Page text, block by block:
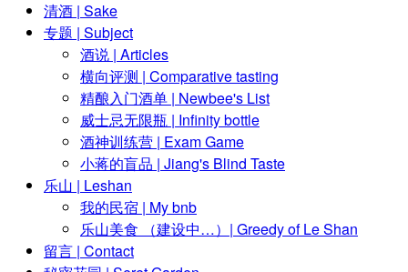
清酒 | Sake
专题 | Subject
酒说 | Articles
横向评测 | Comparative tasting
精酿入门酒单 | Newbee's List
威士忌无限瓶 | Infinity bottle
酒神训练营 | Exam Game
小蒋的盲品 | Jiang's Blind Taste
乐山 | Leshan
我的民宿 | My bnb
乐山美食 （建设中…）| Greedy of Le Shan
留言 | Contact